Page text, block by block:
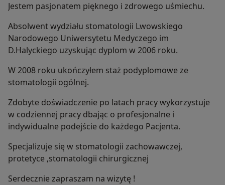
Jestem pasjonatem pięknego i zdrowego uśmiechu.
Absolwent wydziału stomatologii Lwowskiego
Narodowego Uniwersytetu Medyczego im
D.Halyckiego uzyskując dyplom w 2006 roku.
W 2008 roku ukończyłem staż podyplomowe ze
stomatologii ogólnej.
Zdobyte doświadczenie po latach pracy wykorzystuje
w codziennej pracy dbając o profesjonalne i
indywidualne podejście do każdego Pacjenta.
Specjalizuje się w stomatologii zachowawczej,
protetyce ,stomatologii chirurgicznej
Serdecznie zapraszam na wizytę !